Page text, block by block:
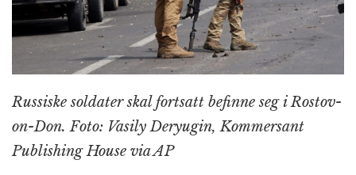
Russiske soldater skal fortsatt befinne seg i Rostov-
on-Don. Foto: Vasily Deryugin, Kommersant
Publishing House via AP